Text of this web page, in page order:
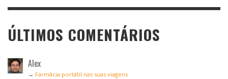
ÚLTIMOS COMENTÁRIOS
Alex
→ Farmácia portátil nas suas viagens